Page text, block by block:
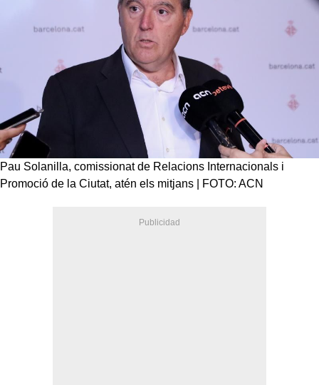
Pau Solanilla, comissionat de Relacions Internacionals i
Promoció de la Ciutat, atén els mitjans | FOTO: ACN